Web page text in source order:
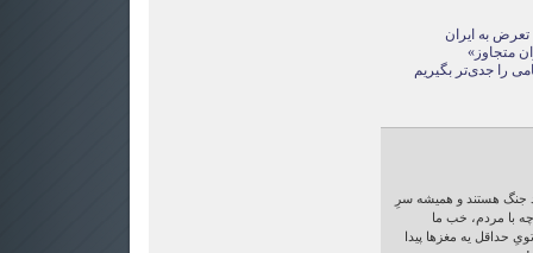
تعرض به ایران
را جدی‌تر بگیریم
جنگ هستند و همیشه سرِ
با مردم، خب ما
حداقل یه مغز‌ها پیدا